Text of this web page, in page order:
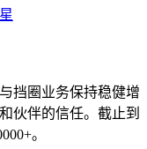
挡圈业务保持稳健增
伙伴的信任。截止到
。